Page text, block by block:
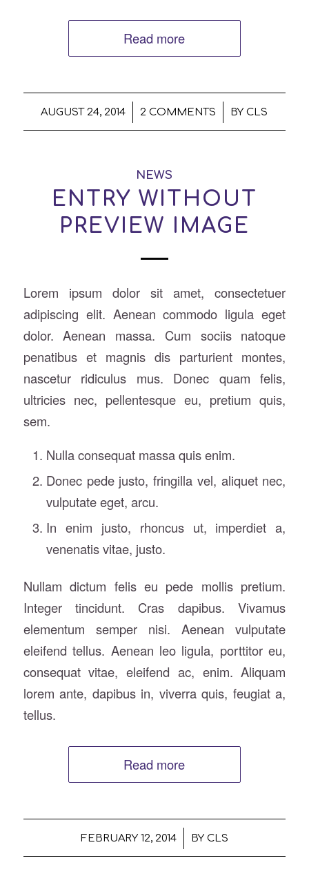
Read more
AUGUST 24, 2014
/ 2 COMMENTS
/ BYCLS
NEWS
ENTRY WITHOUT
PREVIEW IMAGE
Lorem ipsum dolor sit amet, consectetuer
adipiscing elit. Aenean commodo ligula eget
dolor. Aenean massa. Cum sociis natoque
penatibus et magnis dis parturient montes,
nascetur ridiculus mus. Donec quam felis,
ultricies nec, pellentesque eu, pretium quis,
sem.
Nulla consequat massa quis enim.
Donec pede justo, fringilla vel, aliquet nec,
vulputate eget, arcu.
In enim justo, rhoncus ut, imperdiet a,
venenatis vitae, justo.
Nullam dictum felis eu pede mollis pretium.
Integer tincidunt. Cras dapibus. Vivamus
elementum semper nisi. Aenean vulputate
eleifend tellus. Aenean leo ligula, porttitor eu,
consequat vitae, eleifend ac, enim. Aliquam
lorem ante, dapibus in, viverra quis, feugiat a,
tellus.
Read more
FEBRUARY 12, 2014
/ BY CLS